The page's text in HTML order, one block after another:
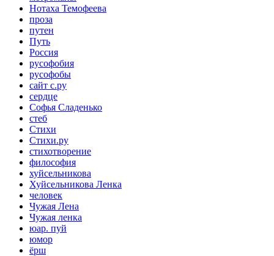
Нотаха Темофеева
проза
путен
Путь
Россия
русофобия
русофобы
сайт с.ру
сердце
Софья Сладенько
стеб
Стихи
Стихи.ру
стихотворение
философия
хуйсельникова
Хуйсельникова Ленка
человек
Чужая Лена
Чужая ленка
юар. пуй
юмор
ёрш